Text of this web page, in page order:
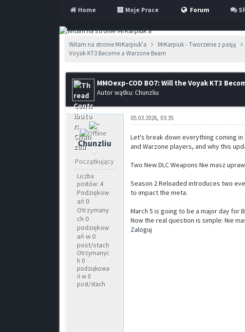
Home Moje Prace Forum
Witam na stronie MrKarpiuk'a MrKarpiuk - Tworzenie z pasją
Voyak KT3 Become a Warzone Beam
MMOexp-COD BO7: Will the Voyak KT3
Autor wątku: Chunzliu
Chunzliu
Początkujący
Liczba
postów: 4
Podziękow
ań 0
Otrzymany
ch 0
podziękow
ań w 0
post/stach
Otrzymanyc
h 0
podziękowa
ń w 0
post/stach
05.03.2026, 03:35
Let's break down everything coming
and Warzone players, and why this
Two New DLC Weapons Nie masz
Season 2 Reloaded introduces two
to impact the meta.
March 5 is going to be a major day for
Now the real question is simple: Nie
Zaloguj